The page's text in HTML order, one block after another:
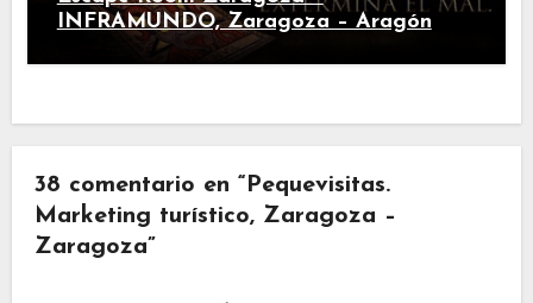
INFRAMUNDO, Zaragoza – Aragón
38 comentario en “Pequevisitas.
Marketing turístico, Zaragoza –
Zaragoza”